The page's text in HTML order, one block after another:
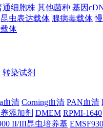
通细胞株 其他菌种 基因
昆虫表达载体 腺病毒载体
体
转染试剂
血清 Corning血清 PAN血清
添加剂 DMEM RPMI-1640
II/III昆虫培养基